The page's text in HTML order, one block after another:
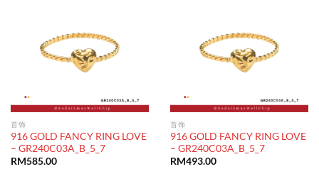
首饰
916 GOLD FANCY RING LOVE
– GR240C03A_B_5_7
RM585.00
首饰
916 GOLD FANCY RING LOVE
– GR240C03A_B_5_7
RM493.00